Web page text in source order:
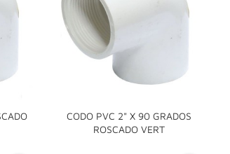
CODO PVC 2" X 90 GRADOS
ROSCADO VERT
